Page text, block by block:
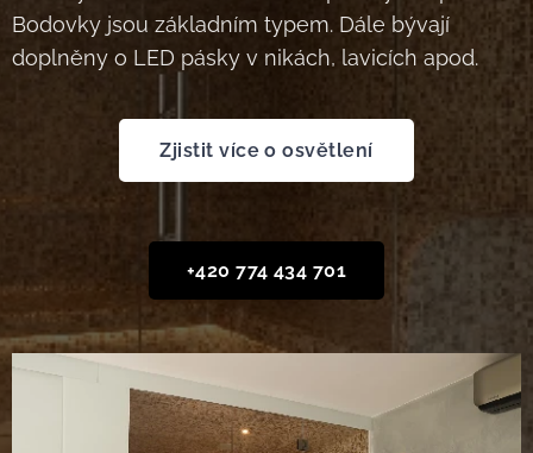
Bodovky jsou základním typem. Dále bývají
doplněny o LED pásky v nikách, lavicích apod.
Zjistit více o osvětlení
+420 774 434 701